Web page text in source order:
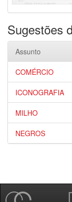
Sugestões
Assunto
COMÉRCIO
ICONOGRAFIA
MILHO
NEGROS